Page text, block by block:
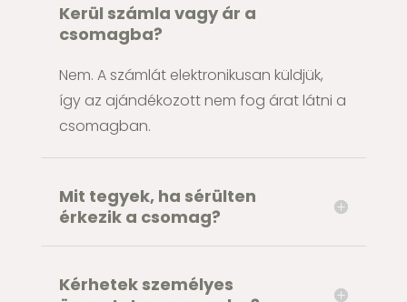
Kerül számla vagy ár a
csomagba?
Nem. A számlát elektronikusan küldjük,
így az ajándékozott nem fog árat látni a
csomagban.
Mit tegyek, ha sérülten
érkezik a csomag?
Kérhetek személyes